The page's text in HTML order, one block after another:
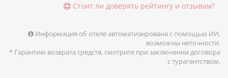
Стоит ли доверять рейтингу и отзывам?
Информация об отеле автоматизирована с помощью ИИ,
возможны неточности.
* Гарантию возврата средств, смотрите при заключении договора
с турагентством.